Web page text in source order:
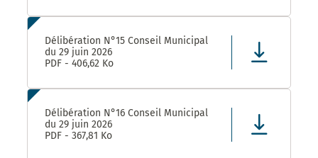
Délibération N°15 Conseil Municipal
du 29 juin 2026
PDF - 406,62 Ko
Délibération N°16 Conseil Municipal
du 29 juin 2026
PDF - 367,81 Ko